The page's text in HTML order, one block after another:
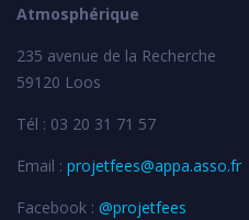
Atmosphérique
235 avenue de la Recherche
59120 Loos
Tél : 03 20 31 71 57
Email : projetfees@appa.asso.fr
Facebook : @projetfees